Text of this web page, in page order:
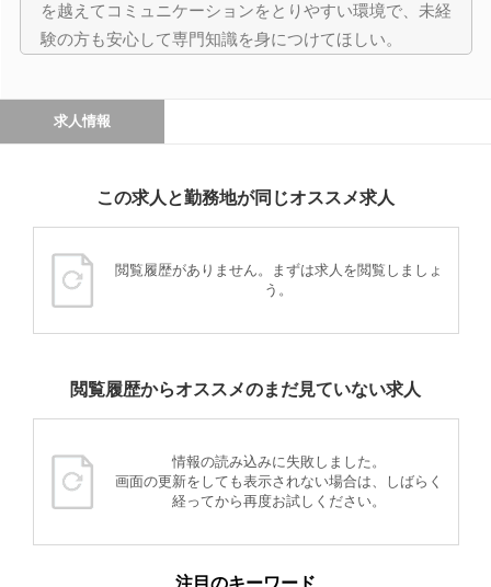
を越えてコミュニケーションをとりやすい環境で、未経
験の方も安心して専門知識を身につけてほしい。
求人情報
この求人と勤務地が同じオススメ求人
閲覧履歴がありません。まずは求人を閲覧しましょ
う。
閲覧履歴からオススメのまだ見ていない求人
情報の読み込みに失敗しました。
画面の更新をしても表示されない場合は、しばらく
経ってから再度お試しください。
注目のキーワード